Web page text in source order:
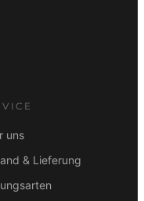
uns
& Lieferung